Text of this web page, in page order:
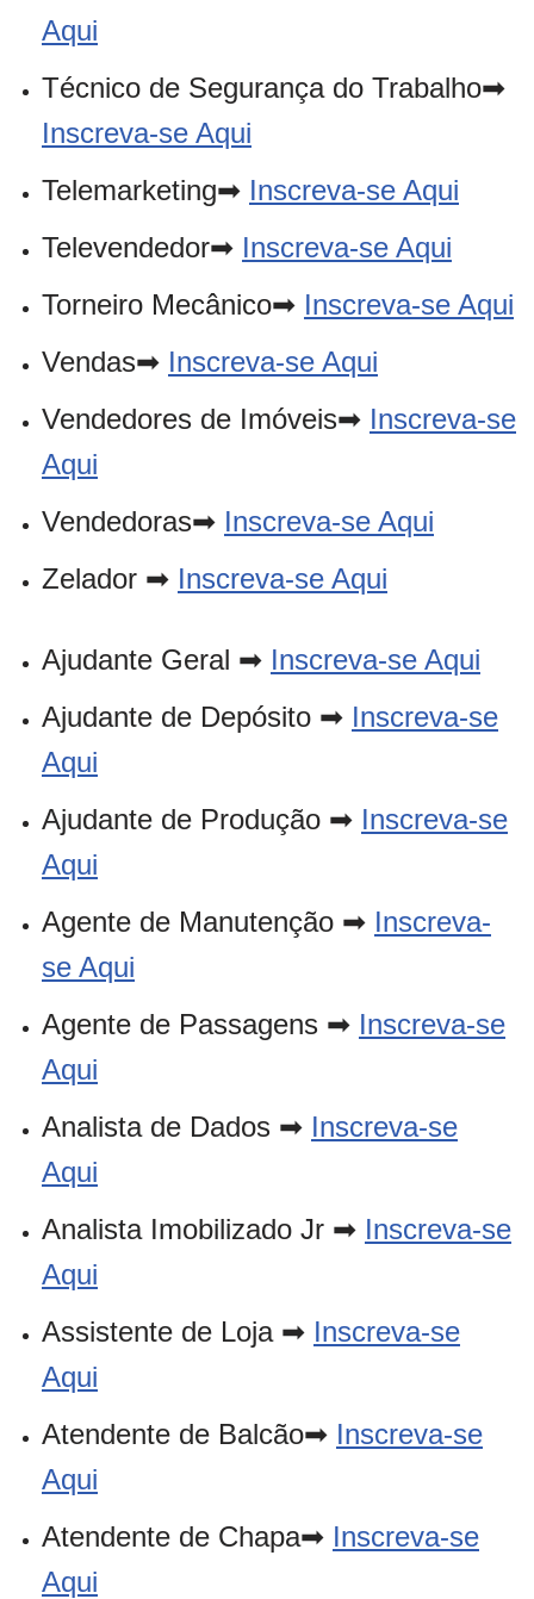
Aqui
Técnico de Segurança do Trabalho➡
Inscreva-se Aqui
Telemarketing➡ Inscreva-se Aqui
Televendedor➡ Inscreva-se Aqui
Torneiro Mecânico➡ Inscreva-se Aqui
Vendas➡ Inscreva-se Aqui
Vendedores de Imóveis➡ Inscreva-se
Aqui
Vendedoras➡ Inscreva-se Aqui
Zelador ➡ Inscreva-se Aqui
Ajudante Geral ➡ Inscreva-se Aqui
Ajudante de Depósito ➡ Inscreva-se
Aqui
Ajudante de Produção ➡ Inscreva-se
Aqui
Agente de Manutenção ➡ Inscreva-
se Aqui
Agente de Passagens ➡ Inscreva-se
Aqui
Analista de Dados ➡ Inscreva-se
Aqui
Analista Imobilizado Jr ➡ Inscreva-se
Aqui
Assistente de Loja ➡ Inscreva-se
Aqui
Atendente de Balcão➡ Inscreva-se
Aqui
Atendente de Chapa➡ Inscreva-se
Aqui